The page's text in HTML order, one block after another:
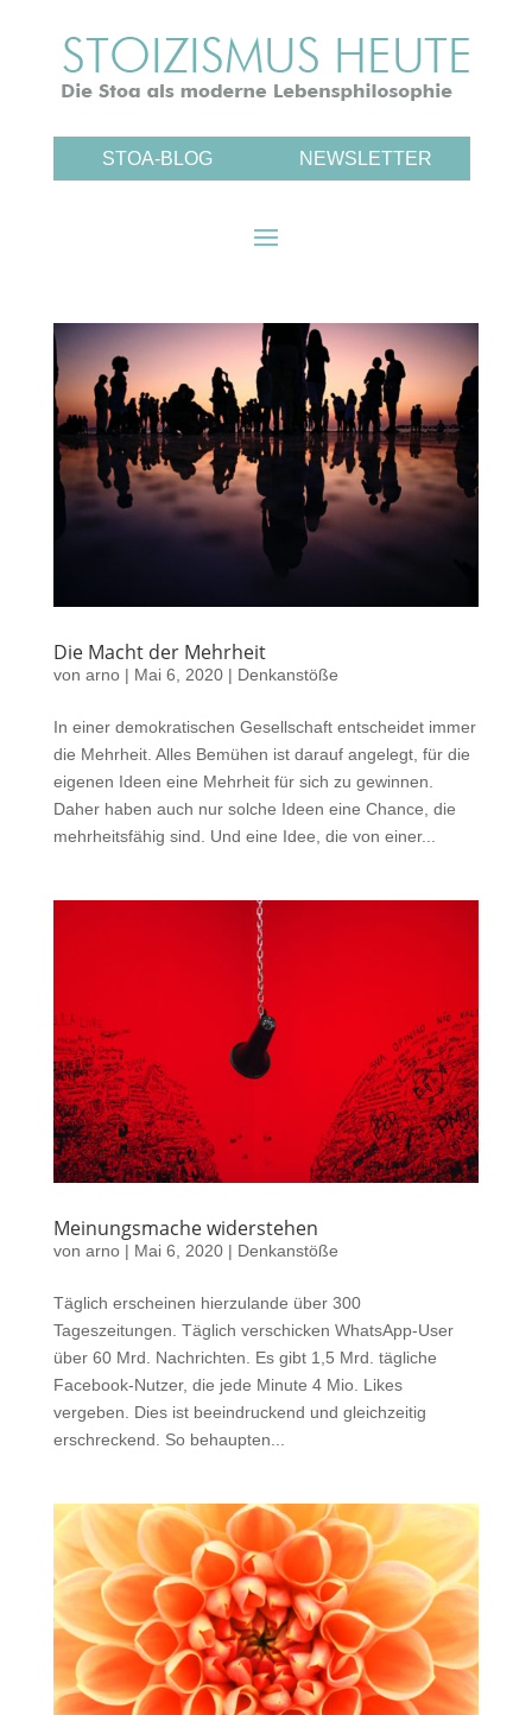
STOA-BLOG NEWSLETTER
Die Macht der Mehrheit
von arno| Mai 6, 2020| Denkanstöße
In einer demokratischen Gesellschaft entscheidet immer
die Mehrheit. Alles Bemühen ist darauf angelegt, für die
eigenen Ideen eine Mehrheit für sich zu gewinnen.
Daher haben auch nur solche Ideen eine Chance, die
mehrheitsfähig sind. Und eine Idee, die von einer...
Meinungsmache widerstehen
von arno| Mai 6, 2020| Denkanstöße
Täglich erscheinen hierzulande über 300
Tageszeitungen. Täglich verschicken WhatsApp-User
über 60 Mrd. Nachrichten. Es gibt 1,5 Mrd. tägliche
Facebook-Nutzer, die jede Minute 4 Mio. Likes
vergeben. Dies ist beeindruckend und gleichzeitig
erschreckend. So behaupten...